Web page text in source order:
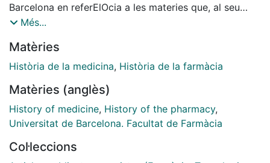
Barcelona en referElOcia a les materies que, al seu
parer, haurien de constituir el nucli fonamental
d'aquesta consulta, el claustre acorda incloure a la se
va proposta de currículum, l' assignatura 'Química
patológicos' (1). Tres anys més tard, un Reial Decret
(24 de febrer de 1922) instituí un nou pla d'estudis que
introdula la novetat de que, en els dos darrers anys del
dret de triar dues assignatures més, per establir en el
Més...
Matèries
Història de la medicina, Història de la farmàcia
Matèries (anglès)
History of medicine, History of the pharmacy,
Universitat de Barcelona. Facultat de Farmàcia
Col·leccions